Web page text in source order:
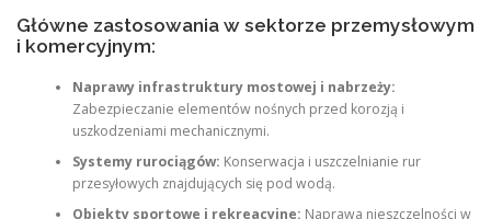
Główne zastosowania w sektorze przemysłowym
i komercyjnym:
Naprawy infrastruktury mostowej i nabrzeży:
Zabezpieczanie elementów nośnych przed korozją i
uszkodzeniami mechanicznymi.
Systemy rurociągów: Konserwacja i uszczelnianie rur
przesyłowych znajdujących się pod wodą.
Obiekty sportowe i rekreacyjne: Naprawa nieszczelności w